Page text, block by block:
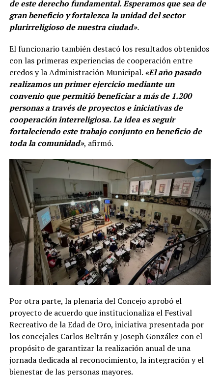
de este derecho fundamental. Esperamos que sea de
gran beneficio y fortalezca la unidad del sector
plurirreligioso de nuestra ciudad».
El funcionario también destacó los resultados obtenidos
con las primeras experiencias de cooperación entre
credos y la Administración Municipal. «El año pasado
realizamos un primer ejercicio mediante un
convenio que permitió beneficiar a más de 1.200
personas a través de proyectos e iniciativas de
cooperación interreligiosa. La idea es seguir
fortaleciendo este trabajo conjunto en beneficio de
toda la comunidad», afirmó.
Por otra parte, la plenaria del Concejo aprobó el
proyecto de acuerdo que institucionaliza el Festival
Recreativo de la Edad de Oro, iniciativa presentada por
los concejales Carlos Beltrán y Joseph González con el
propósito de garantizar la realización anual de una
jornada dedicada al reconocimiento, la integración y el
bienestar de las personas mayores.